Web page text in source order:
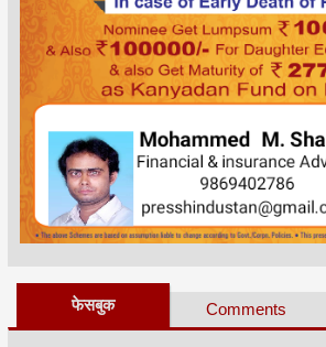
फेसबुक Comments